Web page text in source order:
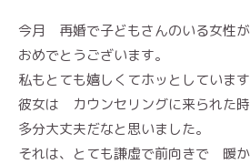
今月 再婚で子どもさんのいる女性が
おめでとうございます。
私もとても嬉しくてホッとしています
彼女は カウンセリングに来られた
多分大丈夫だなと思いました。
それは、とても謙虚で前向きで 暖